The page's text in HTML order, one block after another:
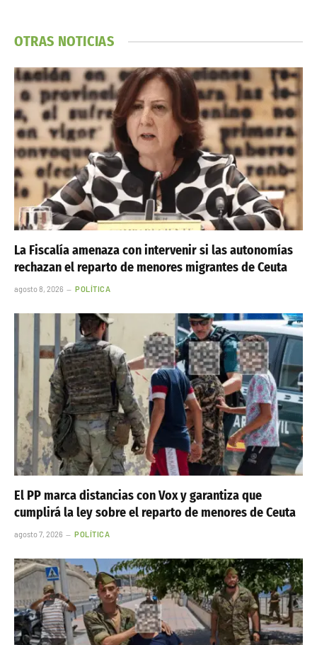
OTRAS NOTICIAS
La Fiscalía amenaza con intervenir si las autonomías
rechazan el reparto de menores migrantes de Ceuta
agosto 8, 2026 POLÍTICA
El PP marca distancias con Vox y garantiza que
cumplirá la ley sobre el reparto de menores de Ceuta
agosto 7, 2026 POLÍTICA